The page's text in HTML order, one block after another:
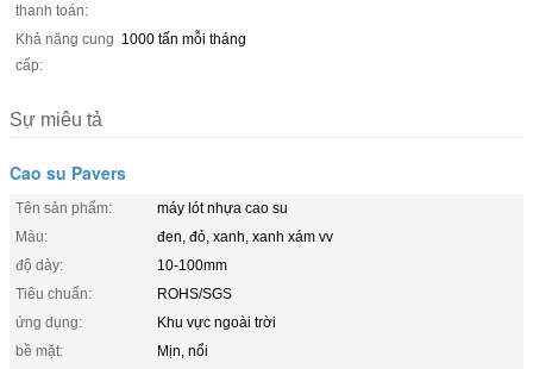
thanh toán:
Khả năng cung
cấp:
1000 tấn mỗi tháng
Sự miêu tả
Cao su Pavers
Tên sản phẩm:
máy lót nhựa cao su
Màu:
đen, đỏ, xanh, xanh xám vv
độ dày:
10-100mm
Tiêu chuẩn:
ROHS/SGS
ứng dụng:
Khu vực ngoài trời
bề mặt:
Mịn, nổi